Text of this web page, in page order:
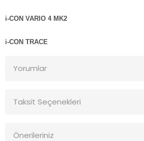
i-CON VARIO 4 MK2
i-CON TRACE
Yorumlar
Taksit Seçenekleri
Önerileriniz